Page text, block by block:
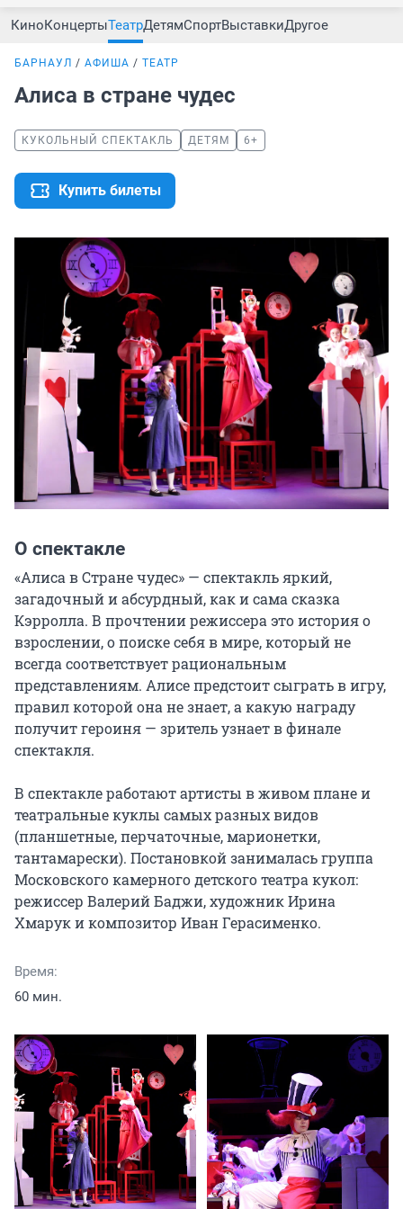
КиноКонцертыТеатрДетямСпортВыставкиДругое
БАРНАУЛ АФИША ТЕАТР
Алиса в стране чудес
КУКОЛЬНЫЙ СПЕКТАКЛЬ ДЕТЯМ 6+
Купить билеты
О спектакле
«Алиса в Стране чудес» — спектакль яркий,
загадочный и абсурдный, как и сама сказка
Кэрролла. В прочтении режиссера это история о
взрослении, о поиске себя в мире, который не
всегда соответствует рациональным
представлениям. Алисе предстоит сыграть в игру,
правил которой она не знает, а какую награду
получит героиня — зритель узнает в финале
спектакля.
В спектакле работают артисты в живом плане и
театральные куклы самых разных видов
(планшетные, перчаточные, марионетки,
тантамарески). Постановкой занималась группа
Московского камерного детского театра кукол:
режиссер Валерий Баджи, художник Ирина
Хмарук и композитор Иван Герасименко.
Время:
60 мин.